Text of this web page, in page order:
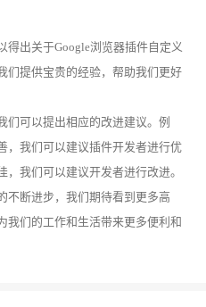
得出关于Google浏览器插件自定义
们提供宝贵的经验，帮助我们更好
们可以提出相应的改进建议。例
，我们可以建议插件开发者进行优
我们可以建议开发者进行改进。
不断进步，我们期待看到更多高
我们的工作和生活带来更多便利和